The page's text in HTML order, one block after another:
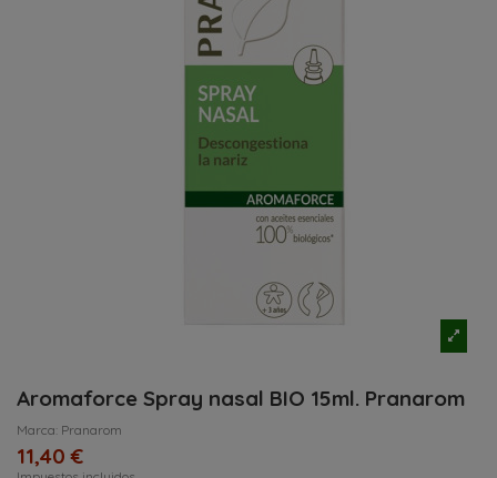
Aromaforce Spray nasal BIO 15ml. Pranarom
Marca: Pranarom
11,40 €